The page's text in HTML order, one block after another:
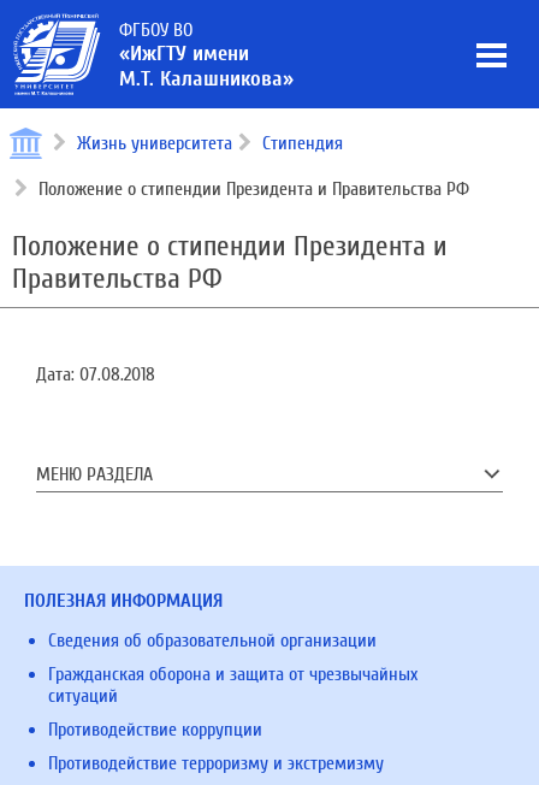
ФГБОУ ВО
«ИжГТУ имени
М.Т. Калашникова»
Жизнь университета Стипендия
Положение о стипендии Президента и Правительства РФ
Положение о стипендии Президента и
Правительства РФ
Дата: 07.08.2018
МЕНЮ РАЗДЕЛА
ПОЛЕЗНАЯ ИНФОРМАЦИЯ
Сведения об образовательной организации
Гражданская оборона и защита от чрезвычайных
ситуаций
Противодействие коррупции
Противодействие терроризму и экстремизму